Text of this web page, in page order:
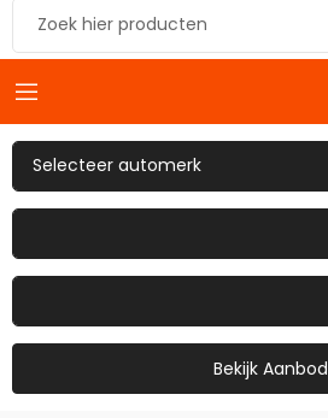
Bekijk Aanbod